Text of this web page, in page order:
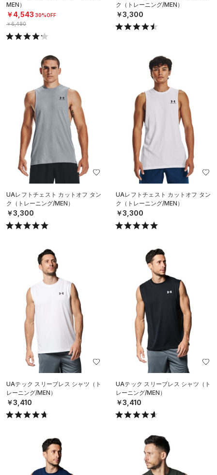
MEN）
￥4,543 30%OFF
￥6,490
ク（トレーニング/MEN）
￥3,300
UAレフトチェスト カットオフ タン
ク（トレーニング/MEN）
￥3,300
UAレフトチェスト カットオフ タン
ク（トレーニング/MEN）
￥3,300
UAテック スリーブレス シャツ（ト
レーニング/MEN）
￥3,410
UAテック スリーブレス シャツ（ト
レーニング/MEN）
￥3,410